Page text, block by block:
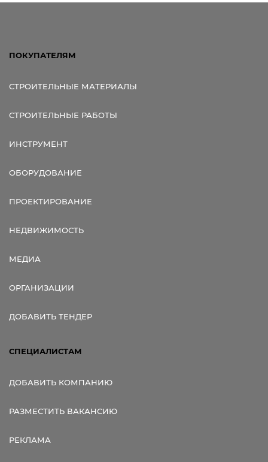
ПОКУПАТЕЛЯМ
СТРОИТЕЛЬНЫЕ МАТЕРИАЛЫ
СТРОИТЕЛЬНЫЕ РАБОТЫ
ИНСТРУМЕНТ
ОБОРУДОВАНИЕ
ПРОЕКТИРОВАНИЕ
НЕДВИЖИМОСТЬ
МЕДИА
ОРГАНИЗАЦИИ
ДОБАВИТЬ ТЕНДЕР
СПЕЦИАЛИСТАМ
ДОБАВИТЬ КОМПАНИЮ
РАЗМЕСТИТЬ ВАКАНСИЮ
РЕКЛАМА